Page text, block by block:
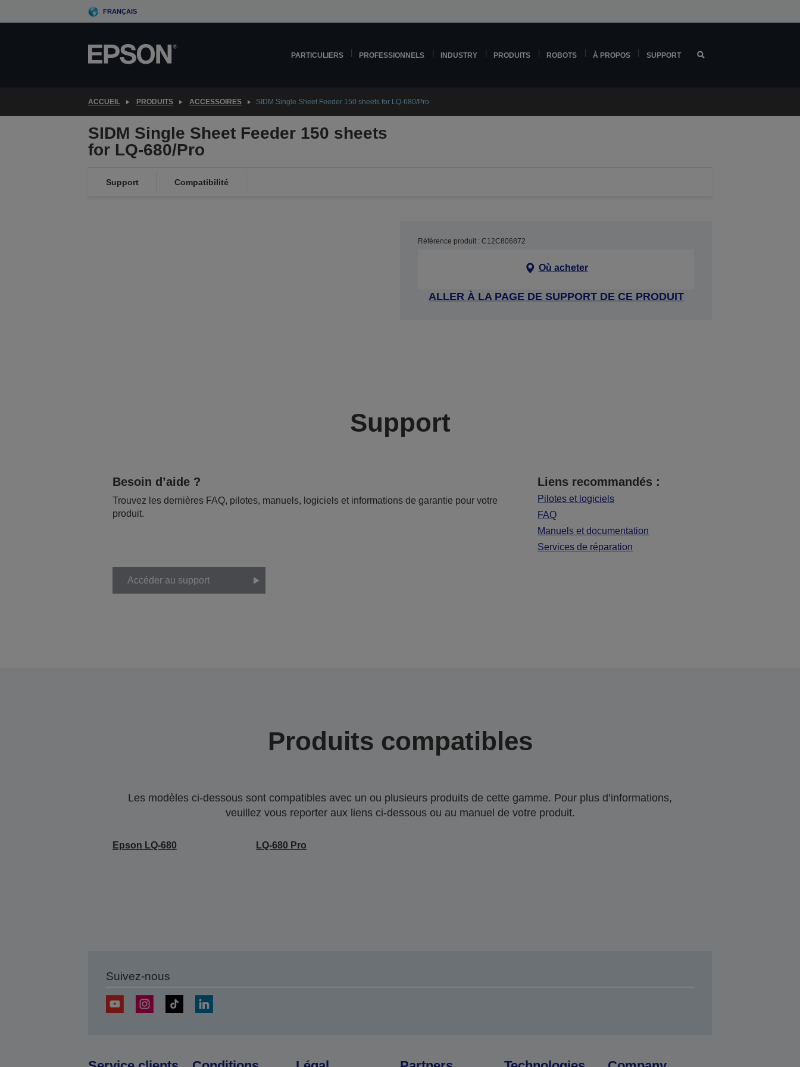
to
FRANÇAIS
PARTICULIERS PROFESSIONNELS INDUSTRY PRODUITS ROBOTS À PROPOS SUPPORT
ACCUEIL PRODUITS ACCESSOIRES SIDM Single Sheet Feeder 150 sheets for LQ-680/Pro
SIDM Single Sheet Feeder 150 sheets
for LQ-680/Pro
Support Compatibilité
Référence produit : C12C806872
Où acheter
ALLER À LA PAGE DE SUPPORT DE CE PRODUIT
Support
Besoin d’aide ?
Trouvez les dernières FAQ, pilotes, manuels, logiciels et informations de garantie pour votre
produit.
Liens recommandés :
Pilotes et logiciels
FAQ
Manuels et documentation
Services de réparation
Accéder au support
Produits compatibles
Les modèles ci-dessous sont compatibles avec un ou plusieurs produits de cette gamme. Pour plus d’informations,
veuillez vous reporter aux liens ci-dessous ou au manuel de votre produit.
Epson LQ-680 LQ-680 Pro
Suivez-nous